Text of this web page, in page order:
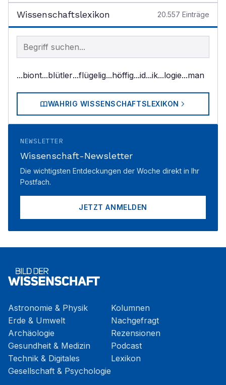
Wissenschaftslexikon 20.557 Einträge
Begriff im Lexikon suchen
...biont...blütler...flügelig...höffig...id...ik...logie...man
WAHRIG WISSENSCHAFTSLEXIKON
NEWSLETTER
Wissenschaft-Newsletter
Die wichtigsten Entdeckungen der Woche direkt in Ihr
Postfach.
JETZT ANMELDEN
Astronomie & Physik
Erde & Umwelt
Archäologie
Gesundheit & Medizin
Technik & Digitales
Gesellschaft & Psychologie
Kolumnen
Nachgefragt
Rezensionen
Podcast
Lexikon